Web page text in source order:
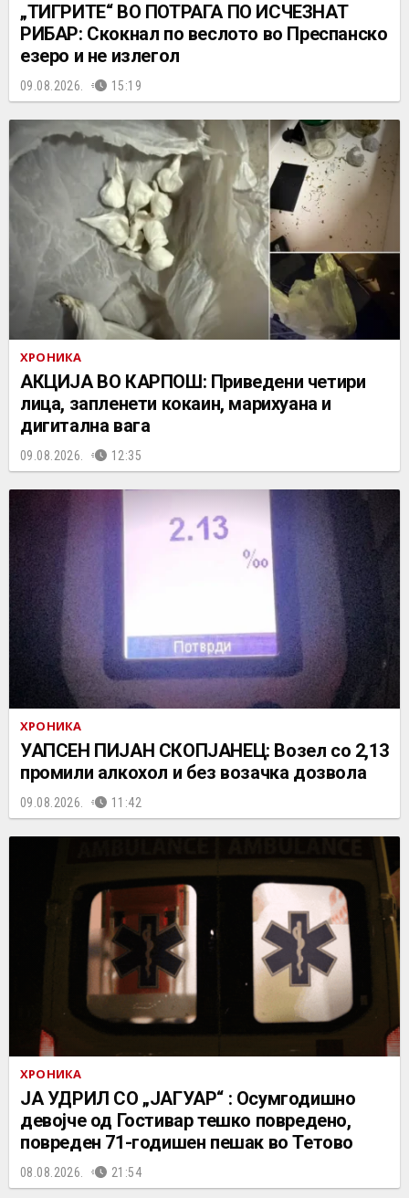
„ТИГРИТЕ“ ВО ПОТРАГА ПО ИСЧЕЗНАТ
РИБАР: Скокнал по веслото во Преспанско
езеро и не излегол
09.08.2026. 15:19
ХРОНИКА
АКЦИЈА ВО КАРПОШ: Приведени четири
лица, запленети кокаин, марихуана и
дигитална вага
09.08.2026. 12:35
ХРОНИКА
УАПСЕН ПИЈАН СКОПЈАНЕЦ: Возел со 2,13
промили алкохол и без возачка дозвола
09.08.2026. 11:42
ХРОНИКА
ЈА УДРИЛ СО „ЈАГУАР“ : Осумгодишно
девојче од Гостивар тешко повредено,
повреден 71-годишен пешак во Тетово
08.08.2026. 21:54